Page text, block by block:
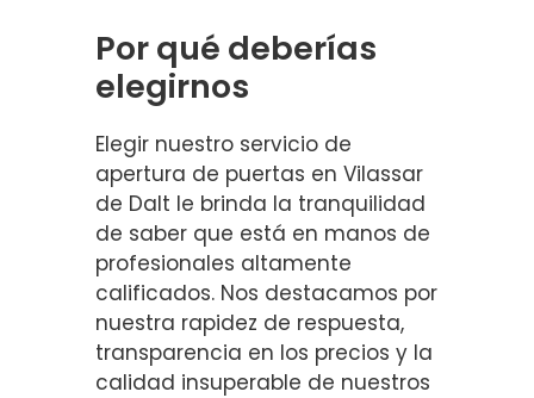
Por qué deberías
elegirnos
Elegir nuestro servicio de
apertura de puertas en Vilassar
de Dalt le brinda la tranquilidad
de saber que está en manos de
profesionales altamente
calificados. Nos destacamos por
nuestra rapidez de respuesta,
transparencia en los precios y la
calidad insuperable de nuestros